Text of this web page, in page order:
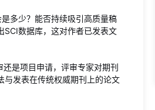
多少？能否持续吸引高质量稿
SCI数据库，这对作者已发表文
是项目申请，评审专家对期刊
与发表在传统权威期刊上的论文